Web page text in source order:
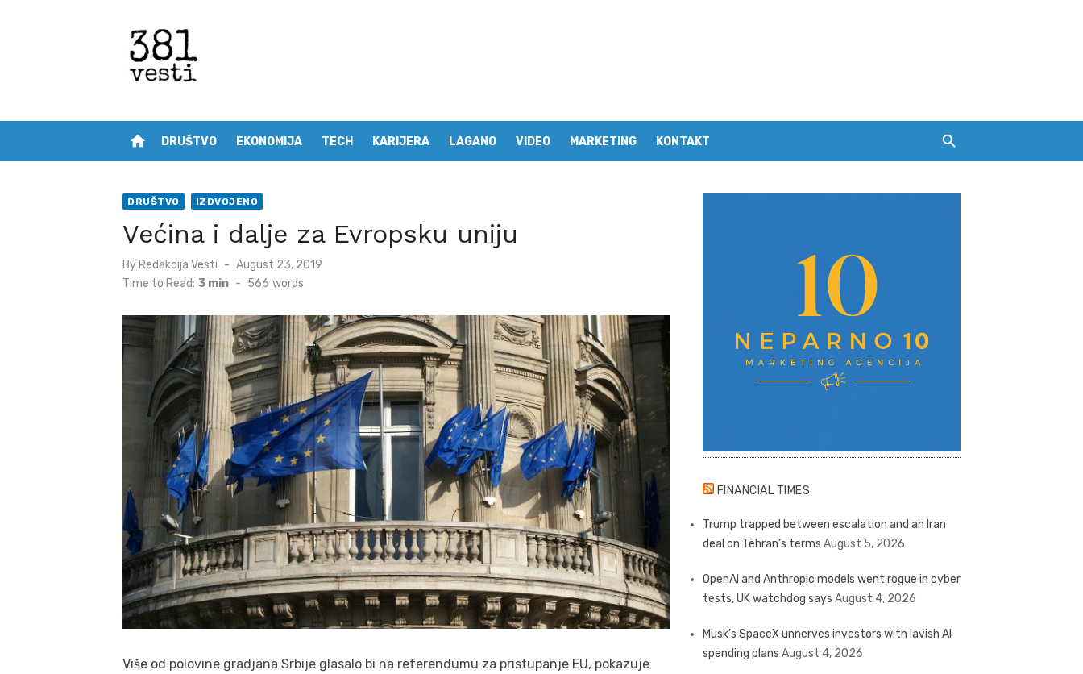
home DRUŠTVO EKONOMIJA TECH KARIJERA LAGANO VIDEO MARKETING KONTAKT
DRUŠTVO IZDVOJENO
Većina i dalje za Evropsku uniju
By Redakcija Vesti
Posted
August 23, 2019
Time to Read: 3 min - 566 words
Više od polovine gradjana Srbije glasalo bi na referendumu za pristupanje EU, pokazuje
FINANCIAL TIMES
Trump trapped between escalation and an Iran
deal on Tehran’s terms August 5, 2026
OpenAI and Anthropic models went rogue in cyber
tests, UK watchdog says August 4, 2026
Musk’s SpaceX unnerves investors with lavish AI
spending plans August 4, 2026